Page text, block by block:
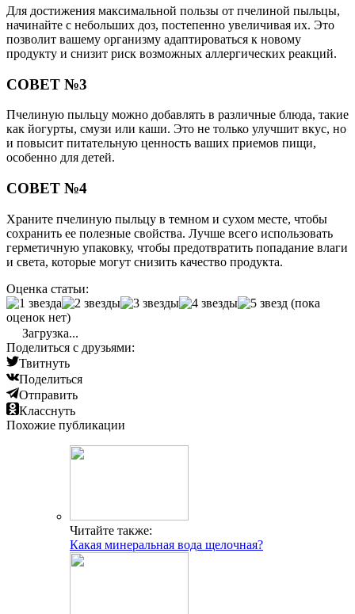
Для достижения максимальной пользы от пчелиной пыльцы,
начинайте с небольших доз, постепенно увеличивая их. Это
позволит вашему организму адаптироваться к новому
продукту и снизит риск возможных аллергических реакций.
СОВЕТ №3
Пчелиную пыльцу можно добавлять в различные блюда, такие
как йогурты, смузи или каши. Это не только улучшит вкус, но
и повысит питательную ценность ваших приемов пищи,
особенно для детей.
СОВЕТ №4
Храните пчелиную пыльцу в темном и сухом месте, чтобы
сохранить ее полезные свойства. Лучше всего использовать
герметичную упаковку, чтобы предотвратить попадание влаги
и света, которые могут снизить качество продукта.
Оценка статьи:
(пока
оценок нет)
Загрузка...
Поделиться с друзьями:
Твитнуть
Поделиться
Отправить
Класснуть
Похожие публикации
Читайте также:
Какая минеральная вода щелочная?